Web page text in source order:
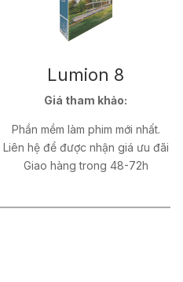
Lumion 8
Giá tham khảo:
Phần mềm làm phim mới nhất.
Liên hệ để được nhận giá ưu đãi
Giao hàng trong 48-72h